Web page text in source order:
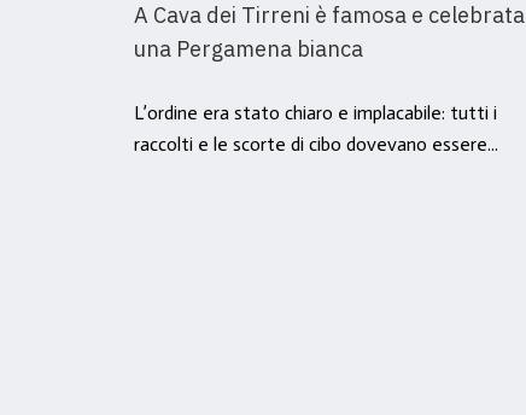
A Cava dei Tirreni è famosa e celebrata
una Pergamena bianca
L’ordine era stato chiaro e implacabile: tutti i
raccolti e le scorte di cibo dovevano essere...